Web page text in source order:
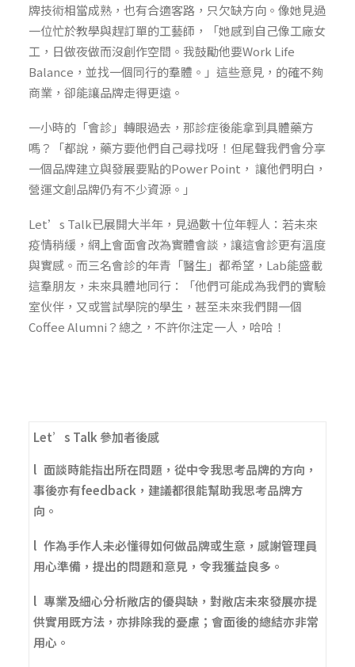
牌技術相當成熟，也有合適客路，只欠缺方向。像她見過
一位忙於教學與趕訂單的工藝師，「她感到自己像工廠女
工，日做夜做而沒創作空間。我鼓勵他要Work Life
Balance，並找一個同行的羣體。」這些意見，的確不夠
商業，卻能讓品牌走得更遠。
一小時的「會診」轉眼過去，那診症後能拿到具體藥方
嗎？「都說，藥方要他們自己尋找呀！但尾聲我們會分享
一個品牌建立與發展要點的Power Point， 讓他們明白，
營運文創品牌仍有不少資源。」
Let’s Talk已展開大半年，見過數十位年輕人：若未來
疫情稍緩，網上會面會改為實體會談，讓這會診更有溫度
與實感。而三名會診的年青「醫生」都希望，Lab能盛載
這羣朋友，未來具體地同行：「他們可能成為我們的實驗
室伙伴，又或嘗試學院的學生，甚至未來我們開一個
Coffee Alumni？總之，不許你注定一人，哈哈！
Let’s Talk 參加者後感
l 面談時能指出所在問題，從中令我思考品牌的方向，
事後亦有feedback，建議都很能幫助我思考品牌方
向。
l 作為手作人未必懂得如何做品牌或生意，感謝管理員
用心準備，提出的問題和意見，令我獲益良多。
l 專業及細心分析敞店的優與缺，對敞店未來發展亦提
供實用既方法，亦排除我的憂慮；會面後的總結亦非常
用心。